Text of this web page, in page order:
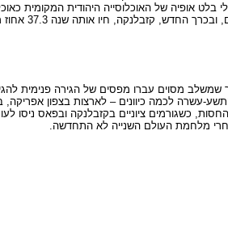
מקץ כארבעים שנות שלטון קולוניאלי בלט אופיה של
מסוים עברו מפסים של הגירה פנימית
עשרה לכמה כיוונים – לארצות בצפון
כשגורמים ציוניים בקזבלנקה ובפאס ניסו